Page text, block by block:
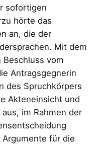
sofortigen
hörte das
an, die der
Mit dem
Beschluss vom
Antragsgegnerin
des Spruchkörpers
Akteneinsicht und
im Rahmen der
für die